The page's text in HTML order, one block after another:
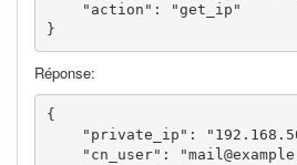
    "action": "get_ip"
}
Réponse:
{
"private_ip":
"cn_user":